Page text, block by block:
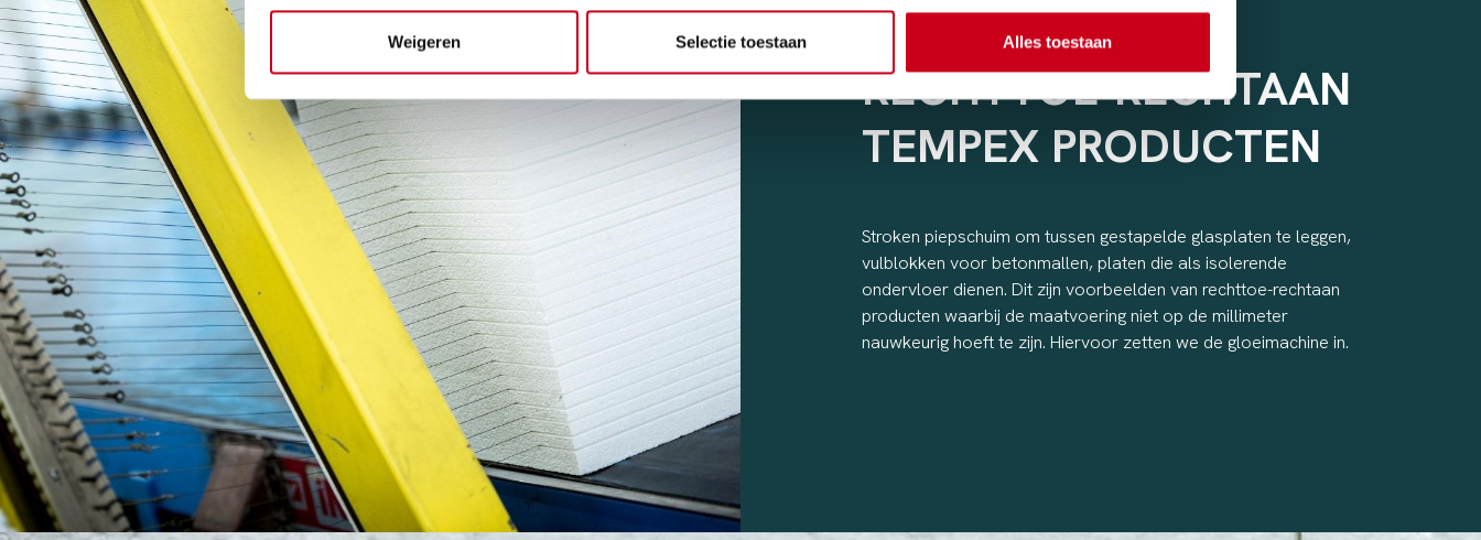
Weigeren Selectie toestaan Alles toestaan
GLOEIEN VAN
RECHTTOE-RECHTAAN
TEMPEX PRODUCTEN
Stroken piepschuim om tussen gestapelde glasplaten te leggen,
vulblokken voor betonmallen, platen die als isolerende
ondervloer dienen. Dit zijn voorbeelden van rechttoe-rechtaan
producten waarbij de maatvoering niet op de millimeter
nauwkeurig hoeft te zijn. Hiervoor zetten we de gloeimachine in.